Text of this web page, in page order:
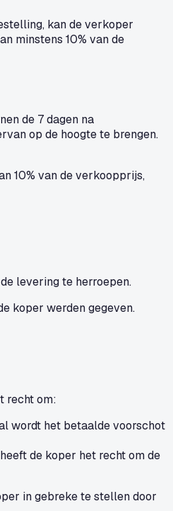
kan de verkoper
minstens 10% van de
de 7 dagen na
op de hoogte te brengen.
10% van de verkoopprijs,
levering te herroepen.
koper werden gegeven.
recht om:
wordt het betaalde voorschot
de koper het recht om de
in gebreke te stellen door